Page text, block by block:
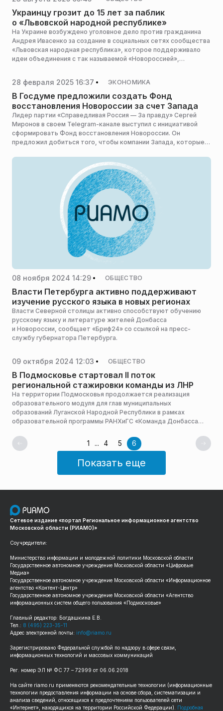
Украинцу грозит до 15 лет за паблик
о «Львовской народной республике»
На Украине возбуждено уголовное дело против гражданина
Андрея Ивасенко за создание в социальных сетях сообщества
«Львовская народная республика», которое поддерживало
идеи объединения с так называемой «Новороссией»,
28 февраля 2025 16:37 ЭКОНОМИКА
В Госдуме предложили создать Фонд
восстановления Новороссии за счет Запада
Лидер партии «Справедливая Россия — За правду» Сергей
Миронов в своем Telegram-канале выступил с инициативой
сформировать Фонд восстановления Новороссии. Он
предложил добиться того, чтобы компании Запада, которые
08 ноября 2024 14:29 ОБЩЕСТВО
Власти Петербурга активно поддерживают
изучение русского языка в новых регионах
Власти Северной столицы активно способствуют обучению
русскому языку и литературе жителей Донбасса
и Новороссии, сообщает «Бриф24» со ссылкой на пресс-
службу губернатора Петербурга.
09 октября 2024 12:03 ОБЩЕСТВО
В Подмосковье стартовал II поток
региональной стажировки команды из ЛНР
На территории Подмосковья продолжается реализация
образовательного модуля для глав муниципальных
образований Луганской Народной Республики в рамках
образовательной программы РАНХиГС «Команда Донбасса
продлится до 11 октября. Программа создана для повышения
компетенций в области управления, бесшовной интеграции
Об этом сообщает пресс-служба министерства
территориальной политики Подмосковья.
1 ... 4 5 6
Показать еще
Сетевое издание «портал Региональное информационное агентство
Московской области (РИАМО)»
Соучредители:
Министерство информации и молодежной политики Московской области
Государственное автономное учреждение Московской области «Цифровые
Медиа»
Государственное автономное учреждение Московской области «Информационное
агентство «Контент-Центр»
Государственное автономное учреждение Московской области «Агентство
информационных систем общего пользования «Подмосковье»
Главный редактор: Богдашкина Е.В.
Тел.: 8 (495) 223-35-11
Адрес электронной почты: info@riamo.ru
Зарегистрировано Федеральной службой по надзору в сфере связи,
информационных технологий и массовых коммуникаций
Рег. номер ЭЛ № ФС 77 – 72999 от 06.06.2018
На сайте riamo.ru применяются рекомендательные технологии (информационные
технологии предоставления информации на основе сбора, систематизации и
анализа сведений, относящихся к предпочтениям пользователей сети
«Интернет», находящихся на территории Российской Федерации). Подробная